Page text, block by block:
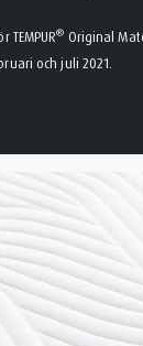
® Original
och juli 2021.